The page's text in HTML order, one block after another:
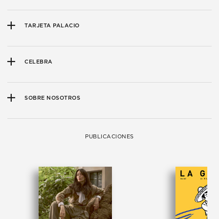
TARJETA PALACIO
CELEBRA
SOBRE NOSOTROS
PUBLICACIONES